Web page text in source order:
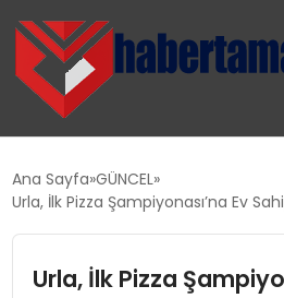
SPOR
Ana Sayfa GÜNCEL
Urla, İlk Pizza Şampiyonası’na Ev
Urla, İlk Pizza